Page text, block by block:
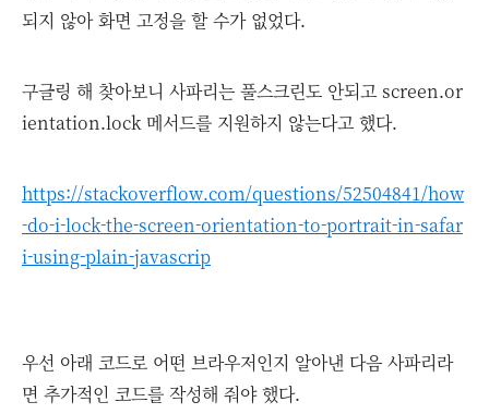
되지 않아 화면 고정을 할 수가 없었다.
구글링 해 찾아보니 사파리는 풀스크린도 안되고 screen.or
ientation.lock 메서드를 지원하지 않는다고 했다.
https://stackoverflow.com/questions/52504841/how
-do-i-lock-the-screen-orientation-to-portrait-in-safar
i-using-plain-javascrip
우선 아래 코드로 어떤 브라우저인지 알아낸 다음 사파리라
면 추가적인 코드를 작성해 줘야 했다.